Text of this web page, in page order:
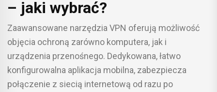
– jaki wybrać?
Zaawansowane narzędzia VPN oferują możliwość
objęcia ochroną zarówno komputera, jak i
urządzenia przenośnego. Dedykowana, łatwo
konfigurowalna aplikacja mobilna, zabezpiecza
połączenie z siecią internetową od razu po